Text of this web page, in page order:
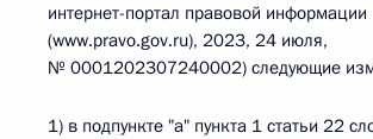
интернет-портал правовой информации
(www.pravo.gov.ru), 2023, 24 июля,
№ 0001202307240002) следующие
1) в подпункте "а" пункта 1 статьи 22